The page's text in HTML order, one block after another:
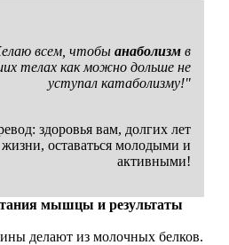
протеин
всем, чтобы анаболизм в
телах как можно дольше не
уступал катаболизму!"
здоровья вам, долгих лет
жизни, оставаться молодыми и
активными!
мышцы и результаты
делают из молочных белков.